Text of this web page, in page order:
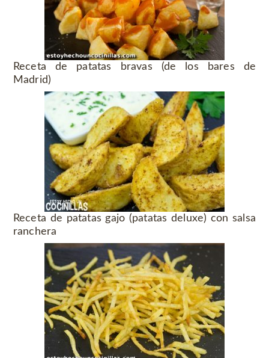
Receta de patatas bravas (de los bares de
Madrid)
Receta de patatas gajo (patatas deluxe) con salsa
ranchera